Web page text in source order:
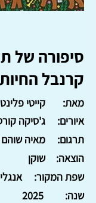
סיפורה של
קרנבל החיות
קייטי פלינט
מאת:
ג'סיקה
איורים:
מאיה
תרגום:
שוקן
הוצאה:
שפת המקור:
2025
שנה: